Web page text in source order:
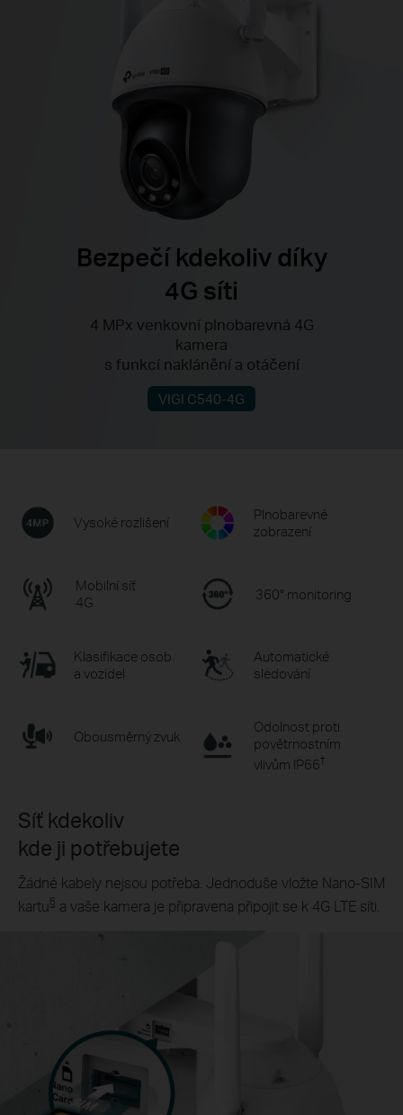
Bezpečí kdekoliv díky
4G síti
4 MPx venkovní plnobarevná 4G
kamera
s funkcí naklánění a otáčení
VIGI C540-4G
Vysoké rozlišení
Plnobarevné
zobrazení
Mobilní síť
4G
360° monitoring
Klasifikace osob
a vozidel
Automatické
sledování
Obousměrný zvuk
Odolnost proti
povětrnostním
vlivům IP66†
Síť kdekoliv
kde ji potřebujete
Žádné kabely nejsou potřeba. Jednoduše vložte Nano-SIM
kartu§ a vaše kamera je připravena připojit se k 4G LTE síti.